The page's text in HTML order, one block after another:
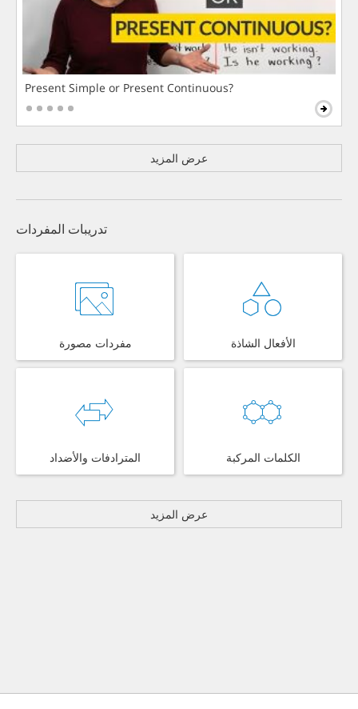
Present Simple or Present Continuous?
عرض المزيد
تدريبات المفردات
مفردات مصورة الأفعال الشاذة
المترادفات والأضداد الكلمات المركبة
عرض المزيد